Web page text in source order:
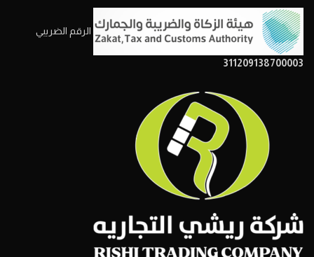
الرقم الضريبي
311209138700003